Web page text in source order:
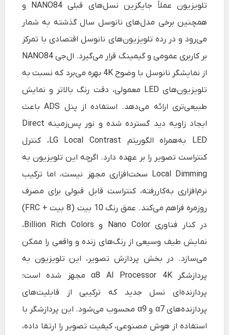
تلویزیون عملاً جایگزین نسل‌های قبلی NANO84 و
همچنین برخی مدل‌های نانوسل سال گذشته به شمار
می‌رود و در رده تلویزیون‌های نانوسل اقتصادی با تمرکز
بر کاربری عمومی و گیمینگ قرار می‌گیرد. ال‌جی NANO84
از نمایشگر نانوسل با وضوح 4K بهره می‌برد که نسبت به
تلویزیون‌های LED معمولی، دقت رنگ بالاتر و نمایش
طبیعی‌تری ارائه می‌دهد. استفاده از پنل ADS باعث
ایجاد زاویه دید گسترده شده و نور پس‌زمینه Direct
LED به‌همراه الگوریتم LG Local Contrast، کنترل
کنتراست تصویر را بر عهده دارد. اگرچه این تلویزیون به
Local Dimming سخت‌افزاری مجهز نیست، اما ترکیب
نرم‌افزاری به‌کاررفته، کنتراست قابل قبولی برای مصرف
روزمره فراهم می‌کند. عمق رنگ 10 بیت (8 بیت + FRC)
در کنار فناوری Nano Color و Billion Rich Colors،
نمایش طیف وسیعی از رنگ‌های زنده و واقعی را ممکن
می‌سازد. در بخش پردازش تصویر، این تلویزیون به
پردازشگر α8 AI Processor 4K مجهز شده است؛
پردازنده‌ای نسل جدید که ترکیبی از قابلیت‌های
پردازنده‌های α7 و α9 محسوب می‌شود. این پردازشگر با
استفاده از هوش مصنوعی، کیفیت تصویر را ارتقا داده،